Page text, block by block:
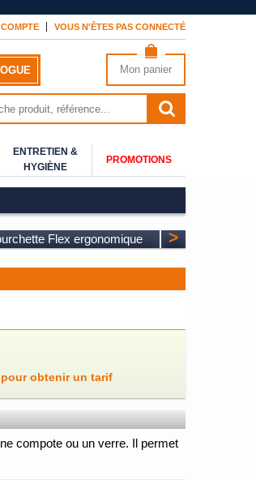
VOUS N'ÊTES PAS CONNECTÉ
Mon panier
ENTRETIEN &
HYGIÈNE
PROMOTIONS
Flex ergonomique >
obtenir un tarif
compote ou un verre. Il permet